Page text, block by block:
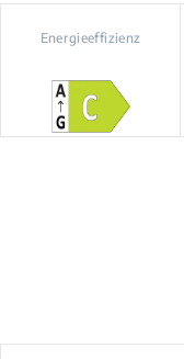
Energieeffizienz